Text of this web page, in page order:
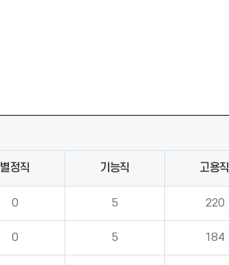
별정직 기능직 고용직
0 5 220
0 5 184